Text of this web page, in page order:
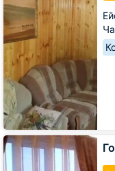
Гостевой
дом
Guesthouse